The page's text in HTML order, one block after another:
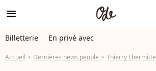
menu
Billetterie En privé avec
Accueil Dernières news people Thierry Lhermitte